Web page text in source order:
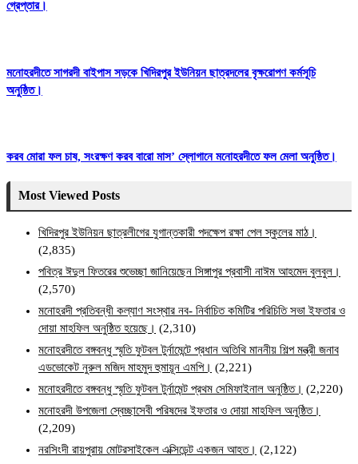
গ্রেপ্তার।
মনোহরদীতে সাগরদী বাইপাস সড়কে খিদিরপুর ইউনিয়ন ছাত্রদলের বৃক্ষরোপণ কর্মসূচি
অনুষ্ঠিত।
করব মোরা ফল চাষ, সংরক্ষণ করব বারো মাস’ স্লোগানে মনোহরদীতে ফল মেলা অনুষ্ঠিত।
Most Viewed Posts
খিদিরপুর ইউনিয়ন ছাত্রলীগের যুগান্তকারী পদক্ষেপ রক্ষা পেল স্কুলের মাঠ।
(2,835)
পবিত্র ঈদুল ফিতরের শুভেচ্ছা জানিয়েছেন সিঙ্গাপুর প্রবাসী নাঈম আহমেদ বুলবুল।
(2,570)
মনোহরদী প্রতিবন্ধী কল্যাণ সংস্থার নব- নির্বাচিত কমিটির পরিচিতি সভা ইফতার ও
দোয়া মাহফিল অনুষ্ঠিত হয়েছে। (2,310)
মনোহরদীতে বঙ্গবন্ধু স্মৃতি ফুটবল টুর্নামেন্টে প্রধান অতিথি মাননীয় শিল্প মন্ত্রী জনাব
এডভোকেট নুরুল মজিদ মাহমুদ হুমায়ূন এমপি। (2,221)
মনোহরদীতে বঙ্গবন্ধু স্মৃতি ফুটবল টুর্নামেন্ট প্রথম সেমিফাইনাল অনুষ্ঠিত। (2,220)
মনোহরদী উপজেলা স্বেচ্ছাসেবী পরিষদের ইফতার ও দোয়া মাহফিল অনুষ্ঠিত।
(2,209)
নরসিংদী রায়পুরায় মোটরসাইকেল এক্সিডেন্ট একজন আহত। (2,122)